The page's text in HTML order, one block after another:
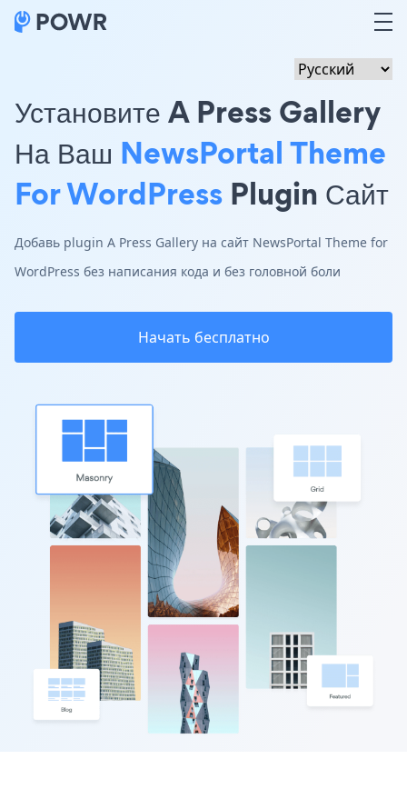
Установите A Press Gallery
На Ваш NewsPortal Theme
For WordPress Plugin Сайт
Добавь plugin A Press Gallery на сайт NewsPortal Theme for
WordPress без написания кода и без головной боли
Начать бесплатно